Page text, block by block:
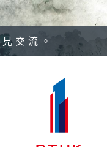
交流。